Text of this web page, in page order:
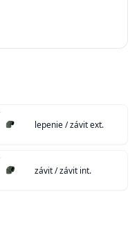
lepenie / závit ext.
závit / závit int.